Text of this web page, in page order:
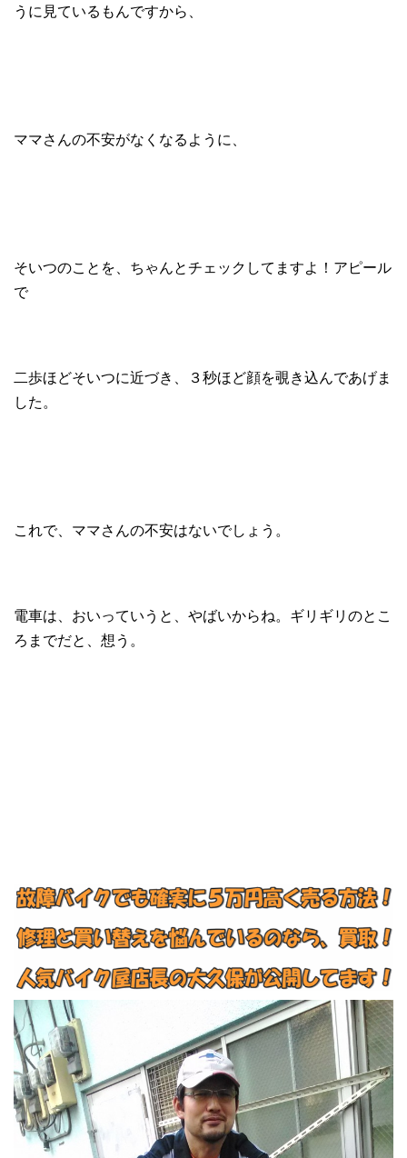
うに見ているもんですから、
ママさんの不安がなくなるように、
そいつのことを、ちゃんとチェックしてますよ！アピール
で
二歩ほどそいつに近づき、３秒ほど顔を覗き込んであげま
した。
これで、ママさんの不安はないでしょう。
電車は、おいっていうと、やばいからね。ギリギリのとこ
ろまでだと、想う。